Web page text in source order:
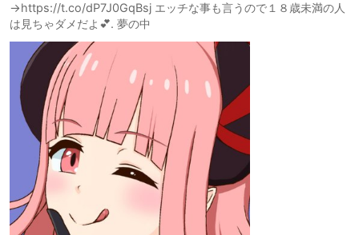
→https://t.co/dP7J0GqBsj エッチな事も言うので１８歳未満の人
は見ちゃダメだよ💕. 夢の中